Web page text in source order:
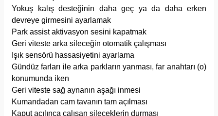
Yokuş kalış desteğinin daha geç ya da daha erken
devreye girmesini ayarlamak
Park assist aktivasyon sesini kapatmak
Geri viteste arka sileceğin otomatik çalışması
Işık sensörü hassasiyetini ayarlama
Gündüz farları ile arka parkların yanması, far anahtarı (o)
konumunda iken
Geri viteste sağ aynanın aşağı inmesi
Kumandadan cam tavanın tam açılması
Kaput açılınca çalışan sileceklerin durması